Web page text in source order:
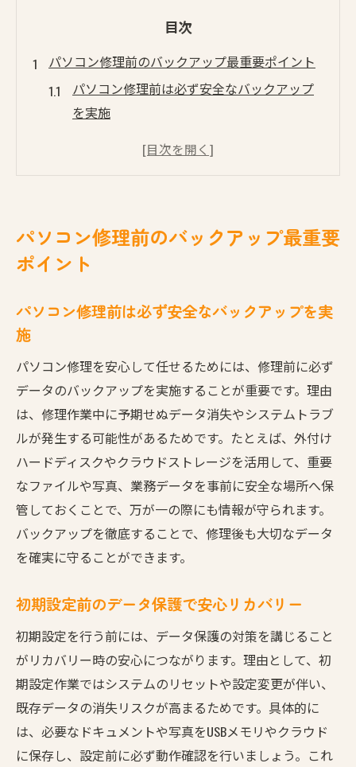
目次
パソコン修理前のバックアップ最重要ポイント
パソコン修理前は必ず安全なバックアップ
を実施
初期設定前のデータ保護で安心リカバリー
備法
修理でデータ消失を防ぐ正しい手順と対策
タ管理
初期設定とパソコン修理のための準備リス
ト
修理前の状態確認がパソコン修理の成功の
鍵
パソコン修理前のトラブル整理と初期設定
効率的なパソコン修理準備の流れと注意事
項
対策
パソコン修理の事前準備で安心して依頼で
きる
データ保護を重視した修理依頼のコツ
パソコン修理依頼時に必須のデータ保護対
策
専門業者へのパソコン修理依頼と安全な初
パソコン修理前のバックアップ最重要
ポイント
パソコン修理前は必ず安全なバックアップを実
施
パソコン修理を安心して任せるためには、修理前に必ず
データのバックアップを実施することが重要です。理由
は、修理作業中に予期せぬデータ消失やシステムトラブ
ルが発生する可能性があるためです。たとえば、外付け
ハードディスクやクラウドストレージを活用して、重要
なファイルや写真、業務データを事前に安全な場所へ保
管しておくことで、万が一の際にも情報が守られます。
バックアップを徹底することで、修理後も大切なデータ
を確実に守ることができます。
初期設定前のデータ保護で安心リカバリー
初期設定を行う前には、データ保護の対策を講じること
がリカバリー時の安心につながります。理由として、初
期設定作業ではシステムのリセットや設定変更が伴い、
既存データの消失リスクが高まるためです。具体的に
は、必要なドキュメントや写真をUSBメモリやクラウド
に保存し、設定前に必ず動作確認を行いましょう。これ